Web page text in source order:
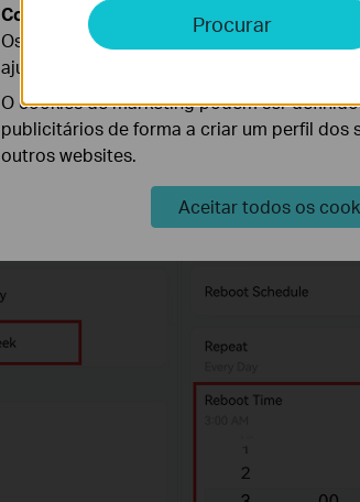
Procurar
Cookies de Análise e Marketing
Os cookies de analise permite-nos
ajustar a funcionalidade do nosso website.
O cookies de marketing podem ser
publicitários de forma a criar um perfil dos
outros websites.
Aceitar todos os